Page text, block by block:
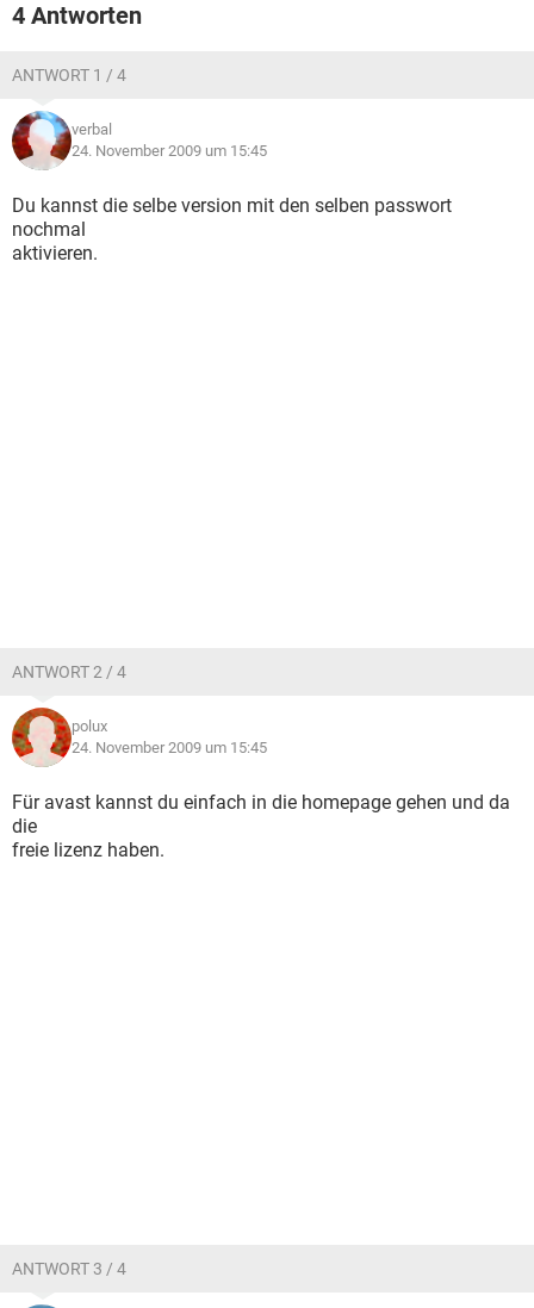
4 Antworten
ANTWORT 1 / 4
verbal
24. November 2009 um 15:45
Du kannst die selbe version mit den selben passwort
nochmal
aktivieren.
ANTWORT 2 / 4
polux
24. November 2009 um 15:45
Für avast kannst du einfach in die homepage gehen und da
die
freie lizenz haben.
ANTWORT 3 / 4